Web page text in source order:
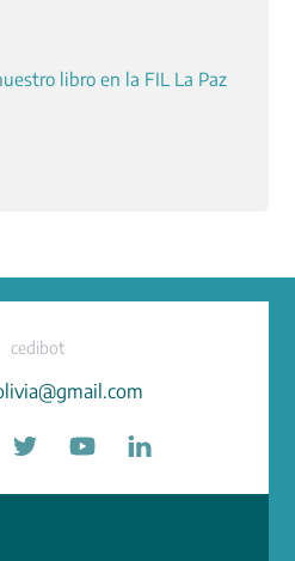
libro en la FIL La Paz